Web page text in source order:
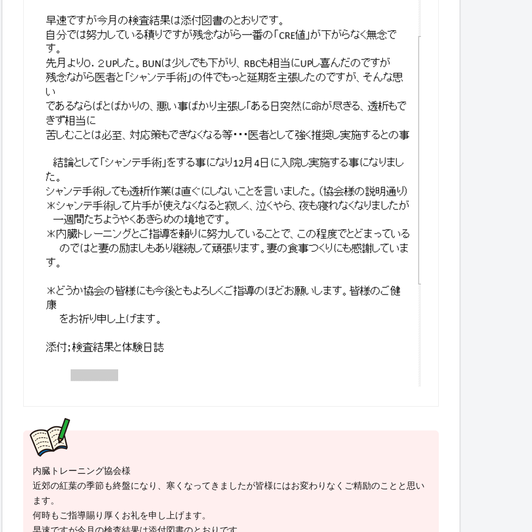
内臓トレーニング協会様
近郊の紅葉の季節も終盤になり、寒くなってきましたが皆様にはお変わりなくご精励のことと思い
ます。
何時もご指導賜り厚くお礼を申し上げます。